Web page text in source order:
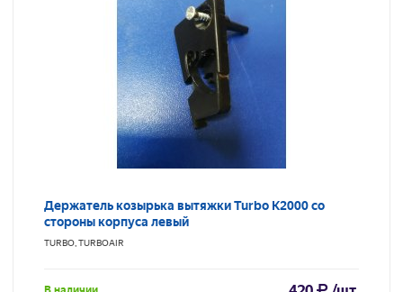
Держатель козырька вытяжки Turbo K2000 со
стороны корпуса левый
TURBO, TURBOAIR